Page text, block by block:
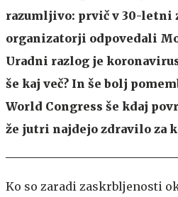
razumljivo: prvič v 30-letni
organizatorji odpovedali
Uradni razlog je
še kaj več? In še bolj
World Congress še kdaj
že jutri najdejo zdravilo za
Ko so zaradi zaskrbljenosti